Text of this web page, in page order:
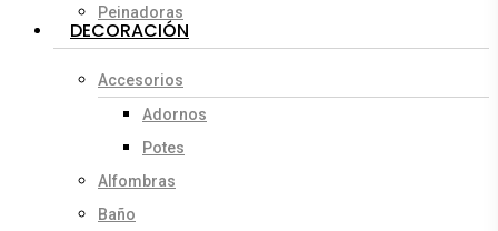
Peinadoras
DECORACIÓN
Accesorios
Adornos
Potes
Alfombras
Baño